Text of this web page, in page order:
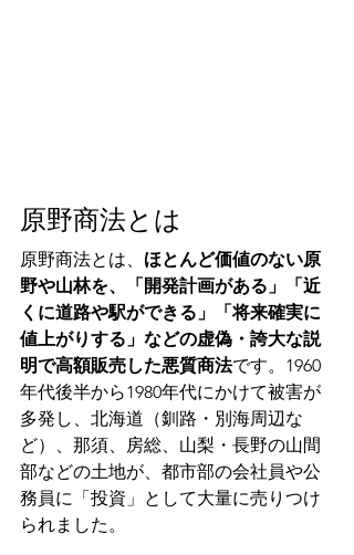
原野商法とは
原野商法とは、 ほとんど価値のない原
野や山林を、「開発計画がある」「近
くに道路や駅ができる」「将来確実に
値上がりする」などの虚偽・誇大な説
明で高額販売した悪質商法です。1960
年代後半から1980年代にかけて被害が
多発し、北海道（釧路・別海周辺な
ど）、那須、房総、山梨・長野の山間
部などの土地が、都市部の会社員や公
務員に「投資」として大量に売りつけ
られました。